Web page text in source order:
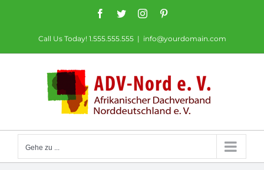
springen
Facebook
TwitterInstagram
Call Us Today! 1.555.555.555 | info@yourdomain.com
Gehe zu ...